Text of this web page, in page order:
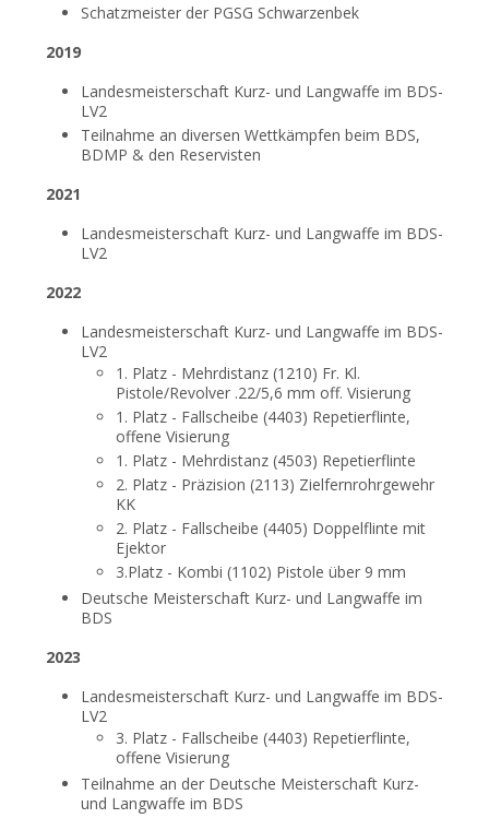
Schatzmeister der PGSG Schwarzenbek
2019
Landesmeisterschaft Kurz- und Langwaffe im BDS-
LV2
Teilnahme an diversen Wettkämpfen beim BDS,
BDMP & den Reservisten
2021
Landesmeisterschaft Kurz- und Langwaffe im BDS-
LV2
2022
Landesmeisterschaft Kurz- und Langwaffe im BDS-
LV2
1. Platz - Mehrdistanz (1210) Fr. Kl.
Pistole/Revolver .22/5,6 mm off. Visierung
1. Platz - Fallscheibe (4403) Repetierflinte,
offene Visierung
1. Platz - Mehrdistanz (4503) Repetierflinte
2. Platz - Präzision (2113) Zielfernrohrgewehr
KK
2. Platz - Fallscheibe (4405) Doppelflinte mit
Ejektor
3.Platz - Kombi (1102) Pistole über 9 mm
Deutsche Meisterschaft Kurz- und Langwaffe im
BDS
2023
Landesmeisterschaft Kurz- und Langwaffe im BDS-
LV2
3. Platz - Fallscheibe (4403) Repetierflinte,
offene Visierung
Teilnahme an der Deutsche Meisterschaft Kurz-
und Langwaffe im BDS